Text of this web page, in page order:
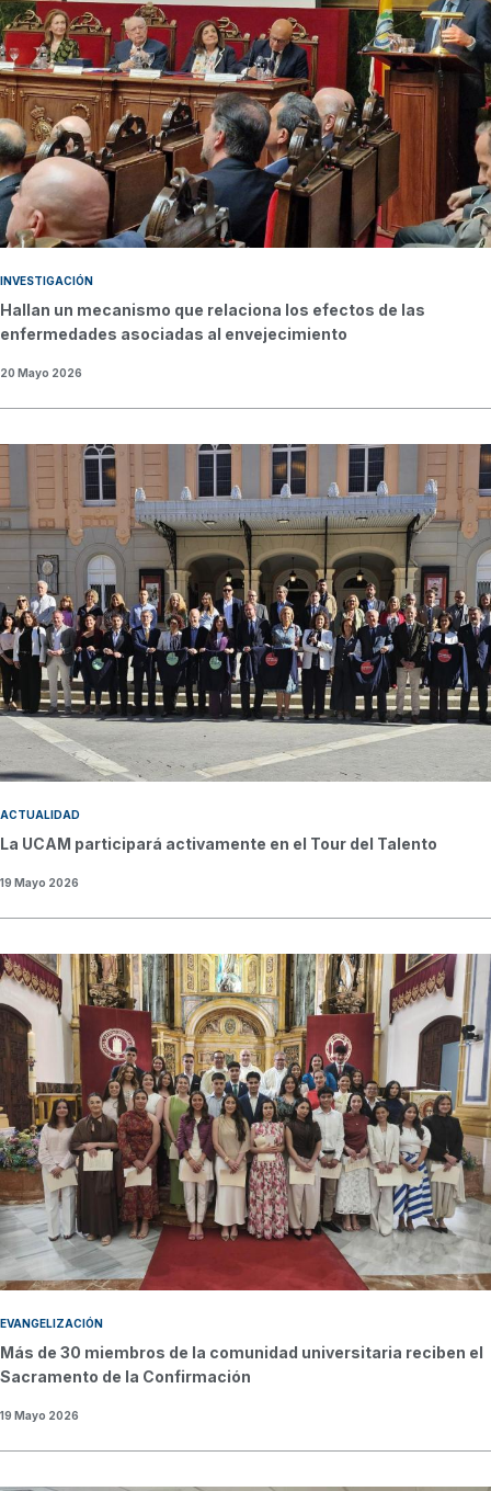
INVESTIGACIÓN
Hallan un mecanismo que relaciona los efectos de las
enfermedades asociadas al envejecimiento
20 Mayo 2026
ACTUALIDAD
La UCAM participará activamente en el Tour del Talento
19 Mayo 2026
EVANGELIZACIÓN
Más de 30 miembros de la comunidad universitaria reciben el
Sacramento de la Confirmación
19 Mayo 2026